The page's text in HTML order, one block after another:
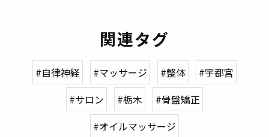
関連タグ
#自律神経 #マッサージ #整体
#宇都宮
#サロン
#栃木
#骨盤矯正
#オイルマッサージ